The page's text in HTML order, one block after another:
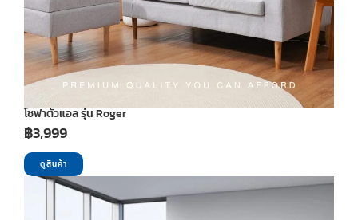
โซฟาตัวแอล รุ่น Roger
฿3,999
ดูสินค้า